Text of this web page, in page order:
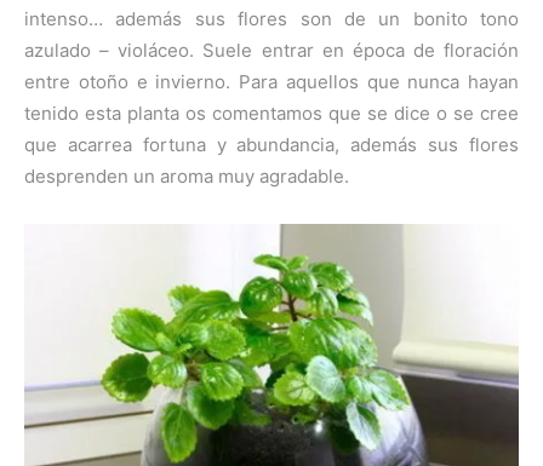
intenso… además sus flores son de un bonito tono
azulado – violáceo. Suele entrar en época de floración
entre otoño e invierno. Para aquellos que nunca hayan
tenido esta planta os comentamos que se dice o se cree
que acarrea fortuna y abundancia, además sus flores
desprenden un aroma muy agradable.